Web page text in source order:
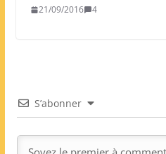
21/09/2016 4
S’abonner